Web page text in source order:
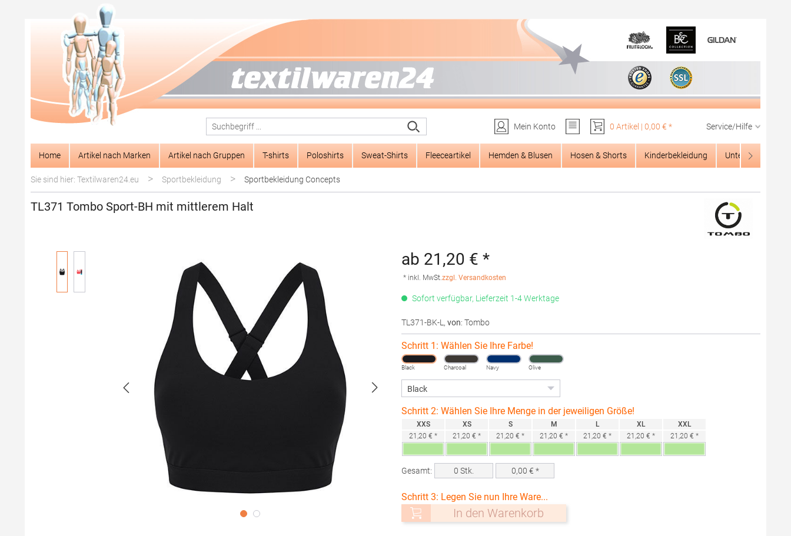
Zur Hauptnavigation springen
Mein Konto
0 Artikel | 0,00 € * Service/Hilfe
Home Artikel nach Marken Artikel nach Gruppen T-shirts Poloshirts Sweat-Shirts Fleeceartikel Hemden & Blusen Hosen & Shorts Kinderbekleidung Unterwäsche
Sie sind hier: Textilwaren24.eu > Sportbekleidung > Sportbekleidung Concepts
TL371 Tombo Sport-BH mit mittlerem Halt
ab 21,20 € *
* inkl. MwSt.zzgl. Versandkosten
Sofort verfügbar, Lieferzeit 1-4 Werktage
TL371-BK-L , von: Tombo
Schritt 1: Wählen Sie Ihre Farbe!
Black Charcoal Navy Olive
Schritt 2: Wählen Sie Ihre Menge in der jeweiligen Größe!
XXS
21,20 € *
XS
21,20 € *
S
21,20 € *
M
21,20 € *
L
21,20 € *
XL
21,20 € *
XXL
21,20 € *
Gesamt: 0 Stk. 0,00 € *
Schritt 3: Legen Sie nun Ihre Ware...
In den Warenkorb